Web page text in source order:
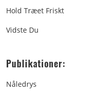
Hold Træet Friskt
Vidste Du
Publikationer:
Nåledrys